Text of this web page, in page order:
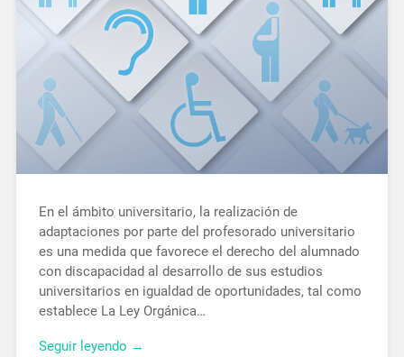
En el ámbito universitario, la realización de
adaptaciones por parte del profesorado universitario
es una medida que favorece el derecho del alumnado
con discapacidad al desarrollo de sus estudios
universitarios en igualdad de oportunidades, tal como
establece La Ley Orgánica…
Seguir leyendo →